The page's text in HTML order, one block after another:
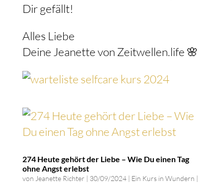
Dir gefällt!
Alles Liebe
Deine Jeanette von Zeitwellen.life 🌸
274 Heute gehört der Liebe – Wie Du einen Tag
ohne Angst erlebst
von Jeanette Richter | 30/09/2024| Ein Kurs in Wundern |